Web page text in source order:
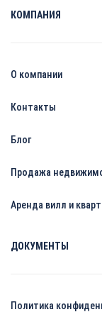
КОМПАНИЯ
О компании
Контакты
Блог
Продажа
Аренда вилл и
ДОКУМЕНТЫ
Политика